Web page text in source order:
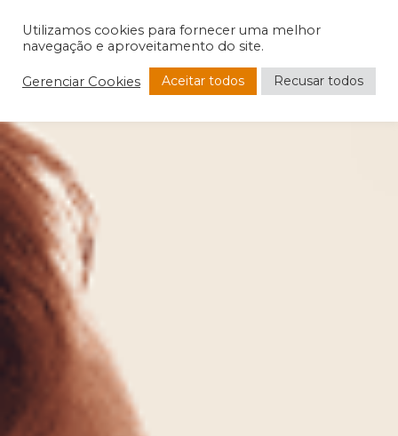
Utilizamos cookies para fornecer uma melhor
navegação e aproveitamento do site.
Gerenciar Cookies Aceitar todos Recusar todos